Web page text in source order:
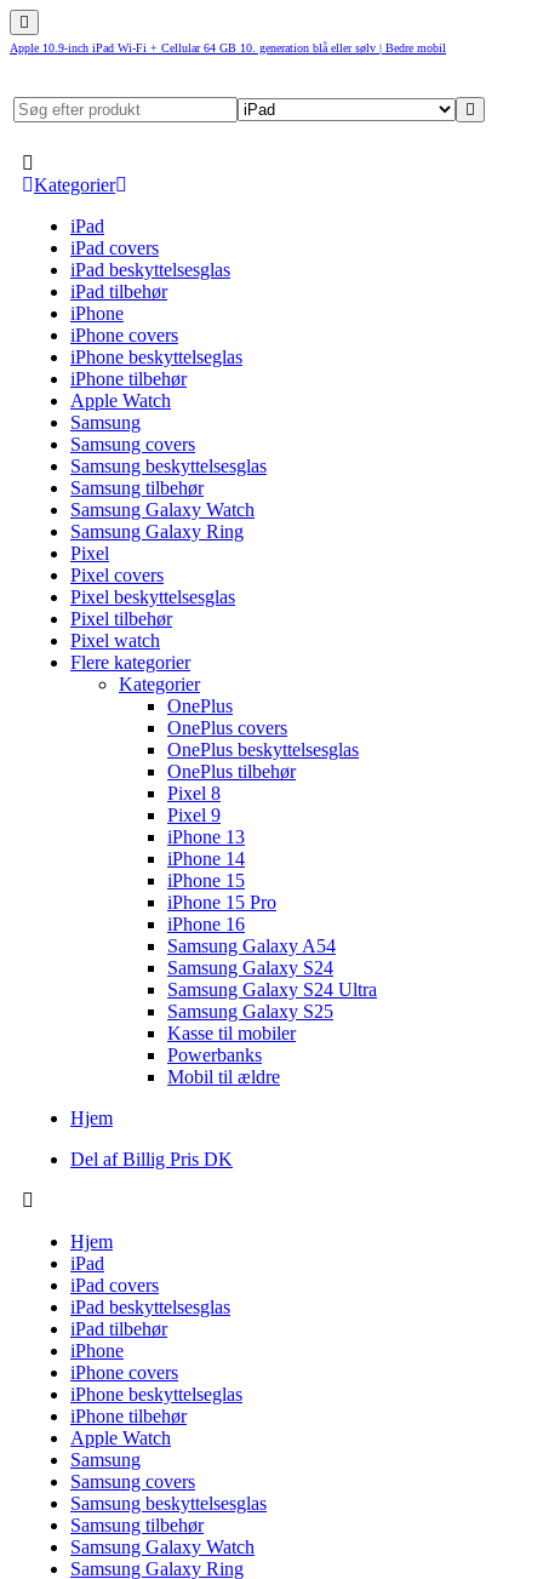
Apple 10.9-inch iPad Wi-Fi + Cellular 64 GB 10. generation blå eller sølv | Bedre mobil
Kategorier
iPad
iPad covers
iPad beskyttelsesglas
iPad tilbehør
iPhone
iPhone covers
iPhone beskyttelseglas
iPhone tilbehør
Apple Watch
Samsung
Samsung covers
Samsung beskyttelsesglas
Samsung tilbehør
Samsung Galaxy Watch
Samsung Galaxy Ring
Pixel
Pixel covers
Pixel beskyttelsesglas
Pixel tilbehør
Pixel watch
Flere kategorier
Kategorier
OnePlus
OnePlus covers
OnePlus beskyttelsesglas
OnePlus tilbehør
Pixel 8
Pixel 9
iPhone 13
iPhone 14
iPhone 15
iPhone 15 Pro
iPhone 16
Samsung Galaxy A54
Samsung Galaxy S24
Samsung Galaxy S24 Ultra
Samsung Galaxy S25
Kasse til mobiler
Powerbanks
Mobil til ældre
Hjem
Del af Billig Pris DK
Hjem
iPad
iPad covers
iPad beskyttelsesglas
iPad tilbehør
iPhone
iPhone covers
iPhone beskyttelseglas
iPhone tilbehør
Apple Watch
Samsung
Samsung covers
Samsung beskyttelsesglas
Samsung tilbehør
Samsung Galaxy Watch
Samsung Galaxy Ring